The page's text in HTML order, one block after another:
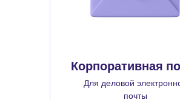
Корпоративная
Для деловой
почты